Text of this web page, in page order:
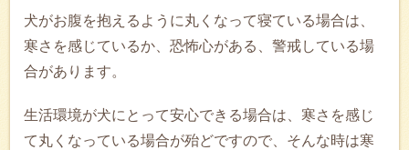
犬がお腹を抱えるように丸くなって寝ている場合は、
寒さを感じているか、恐怖心がある、警戒している場
合があります。
生活環境が犬にとって安心できる場合は、寒さを感じ
て丸くなっている場合が殆どですので、そんな時は寒